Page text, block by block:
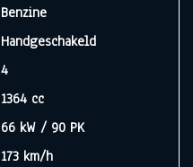
Benzine
Handgeschakeld
4
1364 cc
66 kW / 90 PK
173 km/h